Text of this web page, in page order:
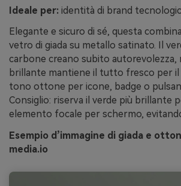
Ideale per: identità di brand
Elegante e sicuro di sé, questa
vetro di giada su metallo satinato. Il
carbone creano subito autorevolezza,
brillante mantiene il tutto fresco per il
tono ottone per icone, badge o
Consiglio: riserva il verde più brillante
elemento focale per schermo,
Esempio d’immagine di giada e
media.io